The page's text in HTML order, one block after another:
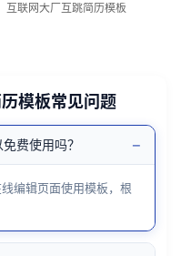
互联网大厂互跳简历模板
模板常见问题
费使用吗？ −
编辑页面使用模板，根